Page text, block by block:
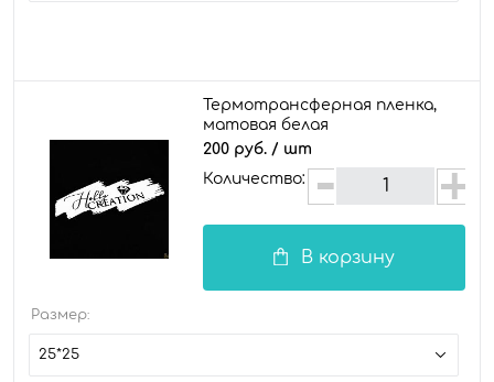
Термотрансферная пленка,
матовая белая
200 руб. / шт
Количество:
В корзину
Размер:
25*25